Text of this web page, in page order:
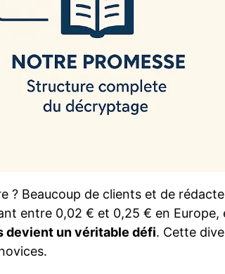
? Beaucoup de clients et de
entre 0,02 € et 0,25 € en Europe,
devient un véritable défi. Cette